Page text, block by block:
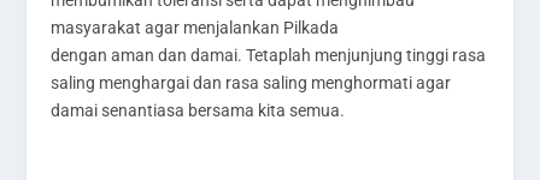
masyarakat agar menjalankan Pilkada
dengan aman dan damai. Tetaplah menjunjung tinggi rasa
saling menghargai dan rasa saling menghormati agar
damai senantiasa bersama kita semua.